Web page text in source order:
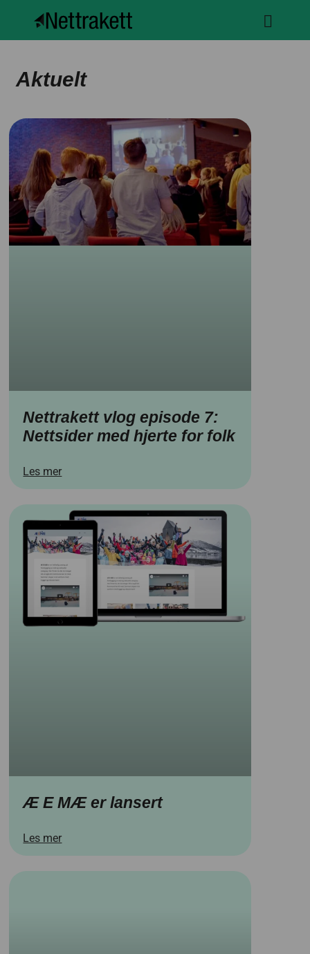
Aktuelt
Nettrakett vlog episode 7:
Nettsider med hjerte for folk
Les mer
Æ E MÆ er lansert
Les mer